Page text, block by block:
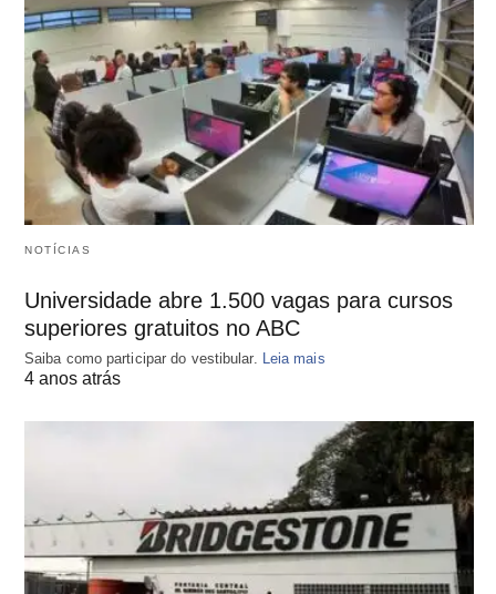
NOTÍCIAS
Universidade abre 1.500 vagas para cursos
superiores gratuitos no ABC
Saiba como participar do vestibular. Leia mais
4 anos atrás